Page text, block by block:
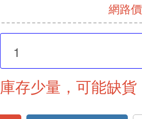
網路
庫存少量，可能缺貨